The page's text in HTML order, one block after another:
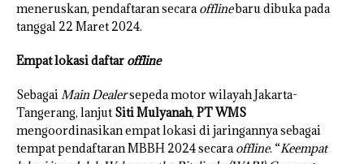
meneruskan, pendaftaran secaraofflinebaru dibuka pada
tanggal 22 Maret 2024.
Empat lokasi daftar offline
SebagaiMain Dealersepeda motor wilayah Jakarta-
Tangerang, lanjut Siti Mulyanah, PT WMS
mengoordinasikan empat lokasi di jaringannya sebagai
tempat pendaftaran MBBH 2024 secaraoffline. “Keempat